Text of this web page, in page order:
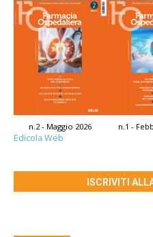
n.2 - Maggio 2026 n.1 -
Edicola Web
ISCRIVITI